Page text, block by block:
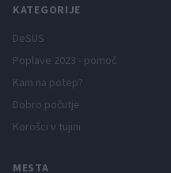
KATEGORIJE
DeSUS
Poplave 2023 - pomoč
Kam na potep?
Dobro počutje
Korošci v tujini
MESTA